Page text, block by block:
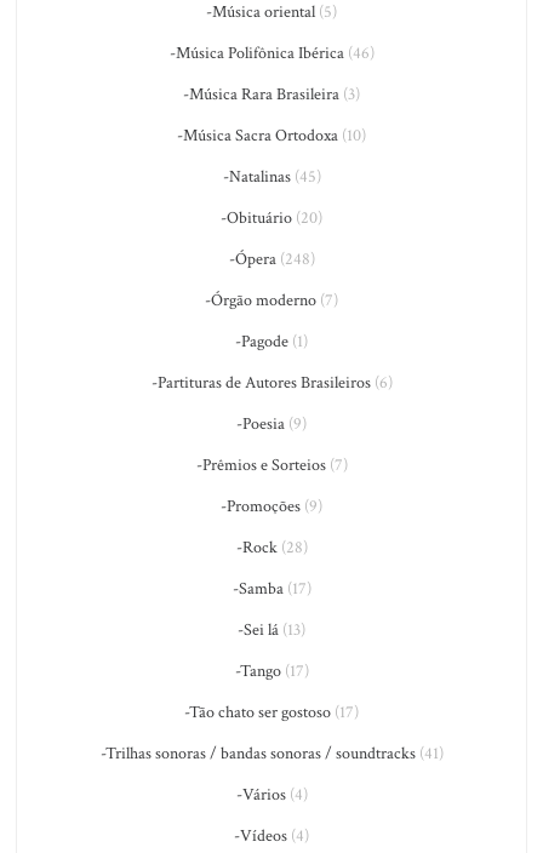
-Música oriental (5)
-Música Polifônica Ibérica(46)
-Música Rara Brasileira (3)
-Música Sacra Ortodoxa (10)
-Natalinas(45)
-Obituário (20)
-Ópera(248)
-Órgão moderno (7)
-Pagode (1)
-Partituras de Autores Brasileiros(6)
-Poesia (9)
-Prêmios e Sorteios(7)
-Promoções (9)
-Rock(28)
-Samba(17)
-Sei lá (13)
-Tango(17)
-Tão chato ser gostoso (17)
-Trilhas sonoras / bandas sonoras / soundtracks(41)
-Vários(4)
-Vídeos (4)